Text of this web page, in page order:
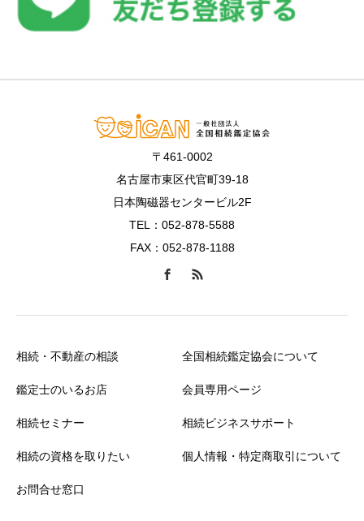
〒461-0002
名古屋市東区代官町39-18
日本陶磁器センタービル2F
TEL：052-878-5588
FAX：052-878-1188
相続・不動産の相談
鑑定士のいるお店
相続セミナー
相続の資格を取りたい
お問合せ窓口
全国相続鑑定協会について
会員専用ページ
相続ビジネスサポート
個人情報・特定商取引について